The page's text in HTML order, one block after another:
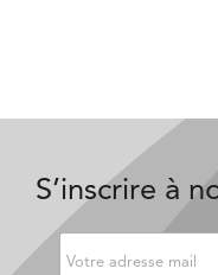
S’inscrire à